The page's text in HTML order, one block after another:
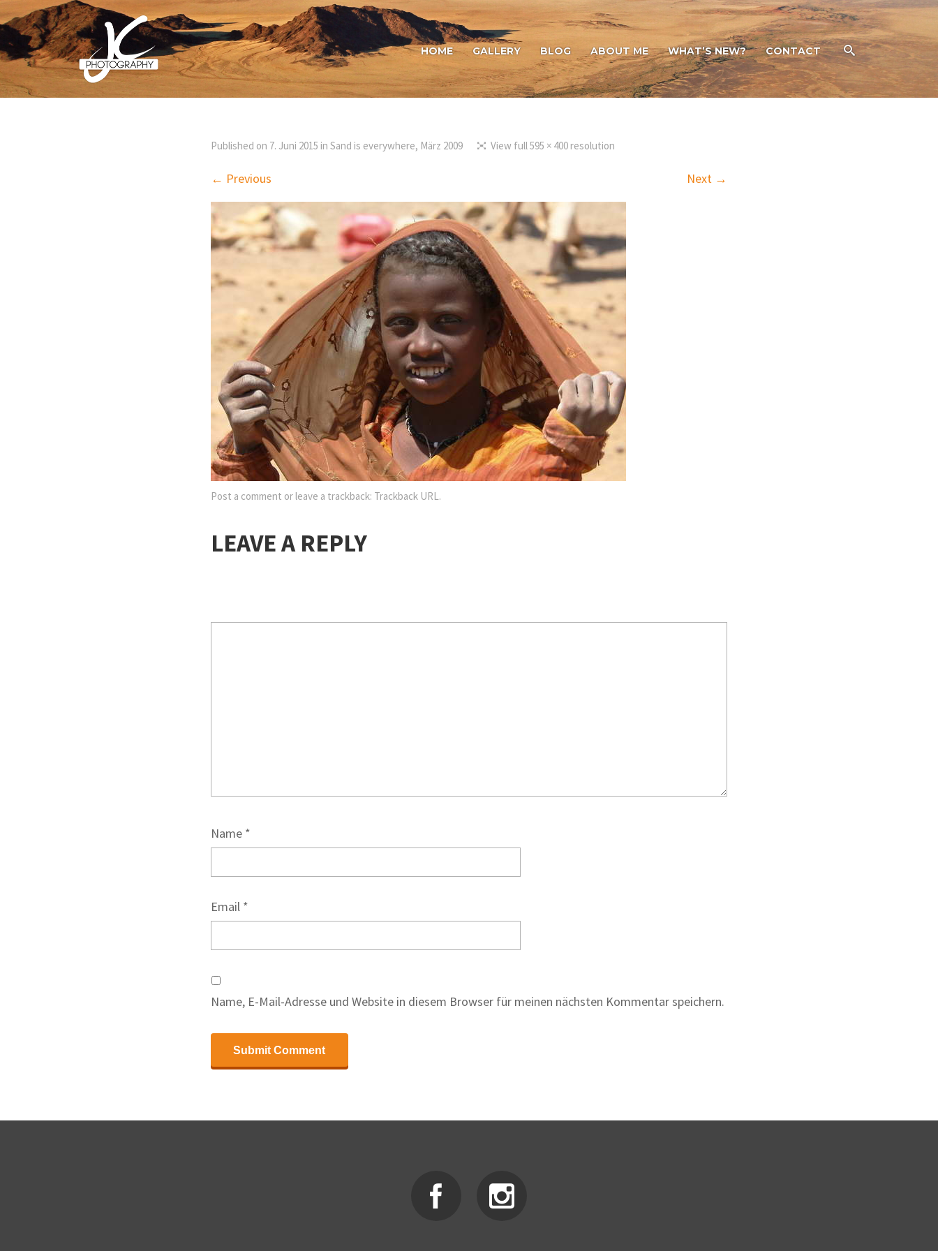
HOME GALLERY BLOG ABOUT ME WHAT’S NEW? CONTACT
Published on 7. Juni 2015 in Sand is everywhere, März 2009 View full 595 × 400 resolution
← Previous Next →
Post a comment or leave a trackback: Trackback URL.
LEAVE A REPLY
Name *
Email *
Name, E-Mail-Adresse und Website in diesem Browser für meinen nächsten Kommentar speichern.